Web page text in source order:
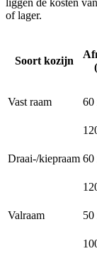
liggen de kosten
of lager.
Soort kozijn
Vast raam 60
Draai-/kiepraam 60
Valraam 50